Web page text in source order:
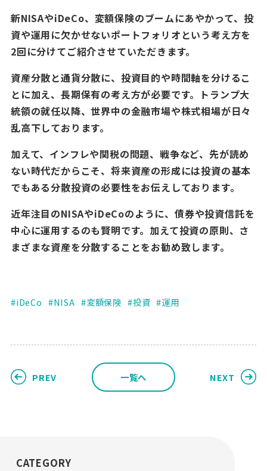
新NISAやiDeCo、変額保険のブームにあやかって、投
資や運用に欠かせないポートフォリオという考え方を
2回に分けてご紹介させていただきます。
資産分散と通貨分散に、投資目的や時間軸を分けるこ
とに加え、長期保有の考え方が必要です。トランプ大
統領の就任以降、世界中の金融市場や株式相場が日々
乱高下しております。
加えて、インフレや関税の問題、戦争など、先が読め
ない時代だからこそ、将来資産の形成には投資の基本
でもある分散投資の必要性をお伝えしております。
近年注目のNISAやiDeCoのように、債券や投資信託を
中心に運用するのも賢明です。加えて投資の原則、さ
まざまな資産を分散することをお勧め致します。
iDeCo NISA 変額保険 投資 運用
PREV 一覧へ NEXT
CATEGORY